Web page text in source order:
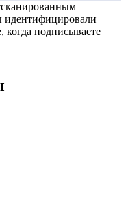
идентифицировали
когда подписываете